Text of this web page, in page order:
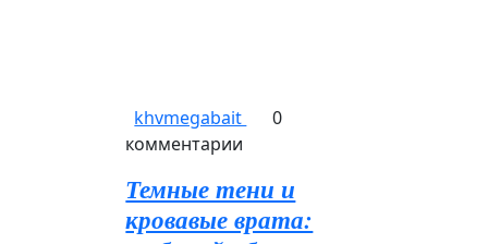
khvmegabait
0
комментарии
Темные тени и
кровавые врата: